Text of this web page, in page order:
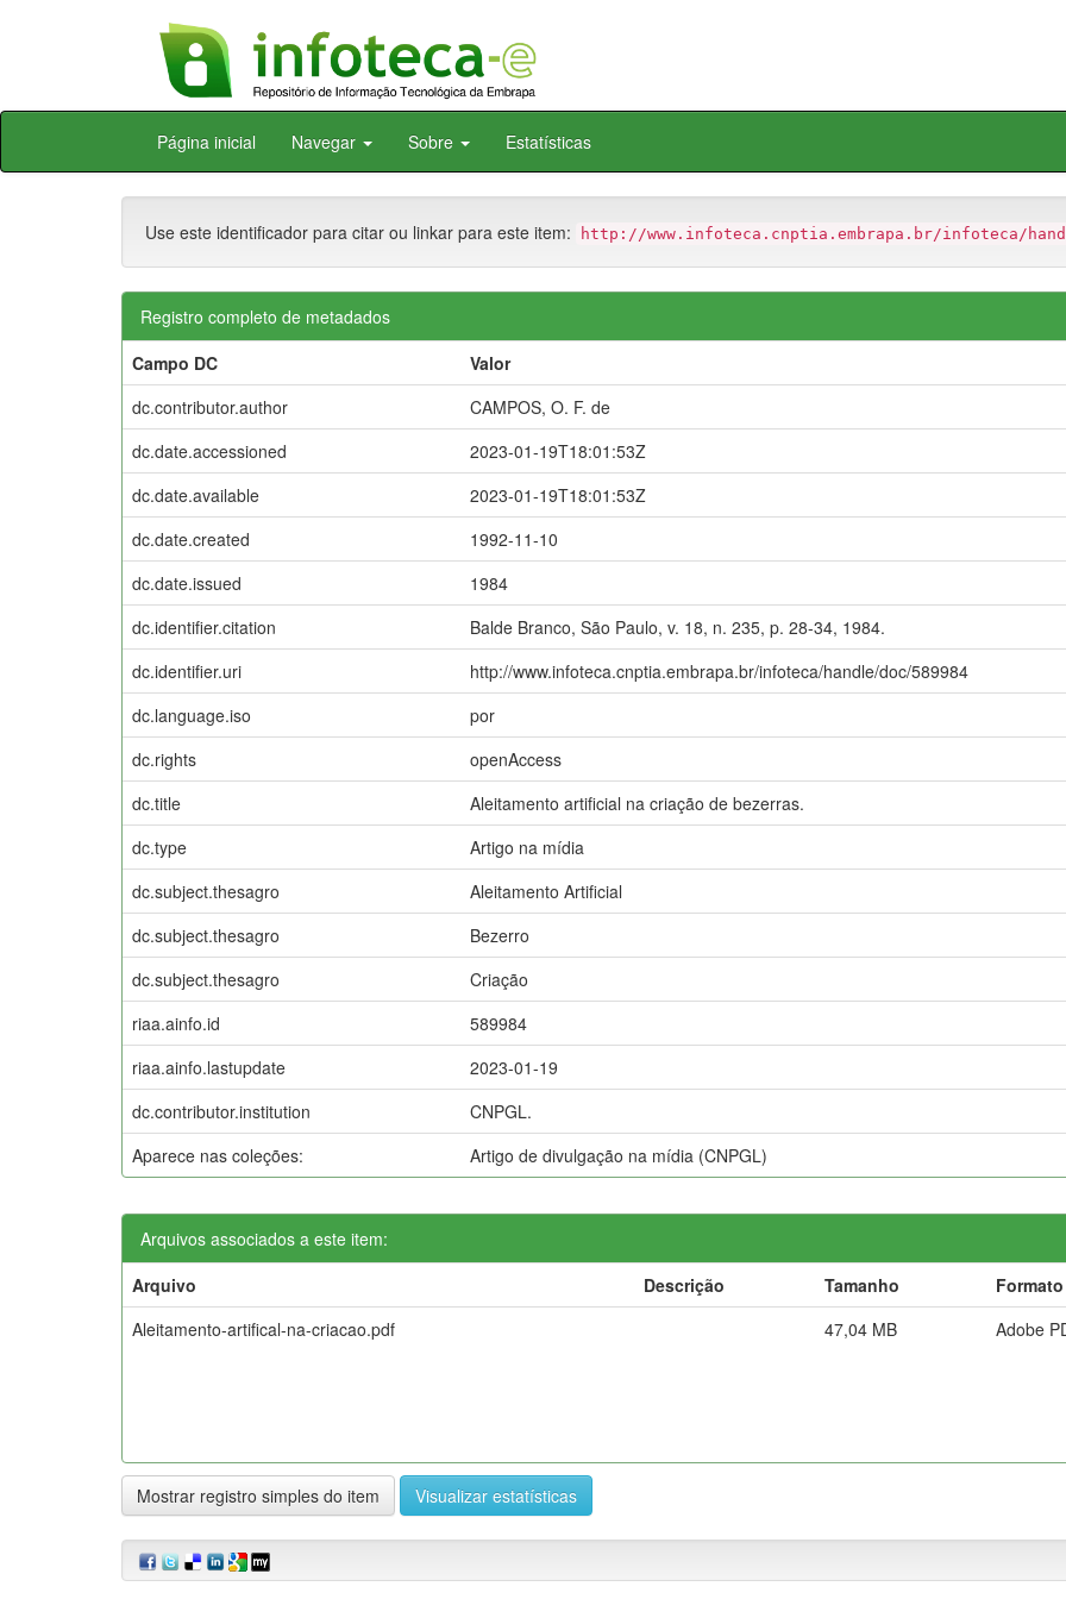
Skip
Página inicial Navegar Sobre Estatísticas
Use este identificador para citar ou linkar para este item: http://www.infoteca.cnptia.embrapa.br/infoteca/
Registro completo de metadados
Campo DC
Valor
dc.contributor.author
CAMPOS, O. F. de
dc.date.accessioned
2023-01-19T18:01:53Z
dc.date.available
2023-01-19T18:01:53Z
dc.date.created
1992-11-10
dc.date.issued
1984
dc.identifier.citation
Balde Branco, São Paulo, v. 18, n. 235, p. 28-34, 1984.
dc.identifier.uri
http://www.infoteca.cnptia.embrapa.br/infoteca/handle/doc/589984
dc.language.iso
por
dc.rights
openAccess
dc.title
Aleitamento artificial na criação de bezerras.
dc.type
Artigo na mídia
dc.subject.thesagro
Aleitamento Artificial
dc.subject.thesagro
Bezerro
dc.subject.thesagro
Criação
riaa.ainfo.id
589984
riaa.ainfo.lastupdate
2023-01-19
dc.contributor.institution
CNPGL.
Aparece nas coleções:
Artigo de divulgação na mídia (CNPGL)
Arquivos associados a este item:
Arquivo
Descrição Tamanho
Formato
Aleitamento-artifical-na-criacao.pdf
47,04 MB Adobe
Mostrar registro simples do item Visualizar estatísticas